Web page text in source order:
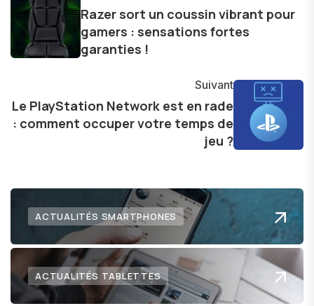
d'une curiosité insatiable, j'aime dévoiler les
dernières tendances et innovations, partageant
avec enthousiasme mes découvertes avec la
l'exploration constante des frontières de la
technologie me permet de présenter aux
lecteurs un aperçu captivant de ce que le futur
Razer sort un coussin vibrant pour
gamers : sensations fortes
garanties !
Suivant
Le PlayStation Network est en rade
: comment occuper votre temps de
jeu ?
ACTUALITÉS SMARTPHONES
ACTUALITÉS TABLETTES